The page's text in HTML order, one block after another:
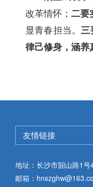
改革情怀；二要
显青春担当。 三
律己修身，涵养
地址：长沙市韶山路1号
邮箱：